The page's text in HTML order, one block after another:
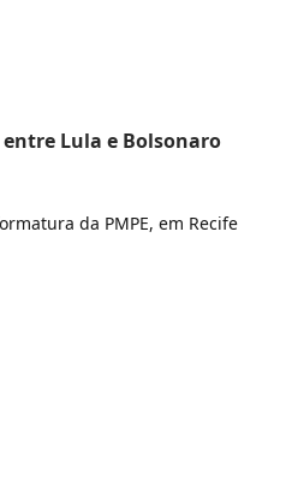
entre Lula e Bolsonaro